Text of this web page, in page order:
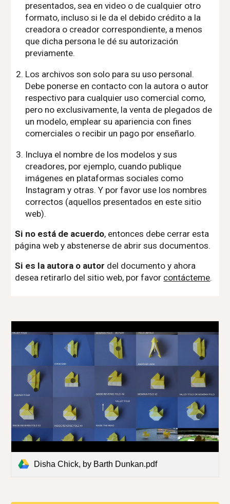
presentados, sea en video o de cualquier otro
formato, incluso si le da el debido crédito a la
creadora o creador correspondiente, a menos
que dicha persona le dé su autorización
previamente.
Los archivos son solo para su uso personal.
Debe ponerse en contacto con la autora o autor
respectivo para cualquier uso comercial como,
pero no exclusivamente, la venta de plegados de
un modelo, emplear su apariencia con fines
comerciales o recibir un pago por enseñarlo.
Incluya el nombre de los modelos y sus
creadores, por ejemplo, cuando publique
imágenes en plataformas sociales como
Instagram y otras. Y por favor use los nombres
correctos (aquellos presentados en este sitio
web).
Si no está de acuerdo, entonces debe cerrar esta
página web y abstenerse de abrir sus documentos.
Si es la autora o autor del documento y ahora
desea retirarlo del sitio web, por favor contácteme.
Disha Chick, by Barth Dunkan.pdf